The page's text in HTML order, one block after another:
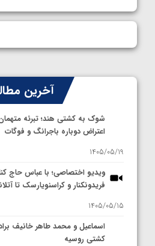
آخرین
شوک به کشتی هند؛ تبرئه
اعتراض دوباره باجرانگ و فوگات
1405/05/19
ویدیو اختصاصی؛ با عباس حاج
فریدونکنار و کراسنویارسک تا
1405/05/15
اسماعیل و محمد طاهر خانیف
کشتی روسیه